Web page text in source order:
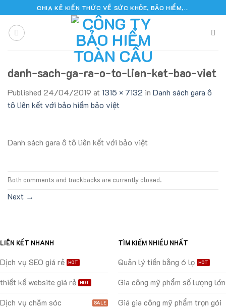
to
content
CHIA KẺ KIẾN THỨC VỀ SỨC KHỎE, BẢO HIỂM,...
danh-sach-ga-ra-o-to-lien-ket-bao-viet
Published 24/04/2019 at 1315 × 7132 in Danh sách gara ô
tô liên kết với bảo hiểm bảo việt
Danh sách gara ô tô liên kết với bảo việt
Both comments and trackbacks are currently closed.
Next →
LIÊN KẾT NHANH
Dịch vụ SEO giá rẻ
thiết kế website giá rẻ
Dịch vụ chăm sóc
TÌM KIẾM NHIỀU NHẤT
Quản lý tiền bằng 6 lọ
Gia công mỹ phẩm số lượng lớn
Giá gia công mỹ phẩm trọn gói